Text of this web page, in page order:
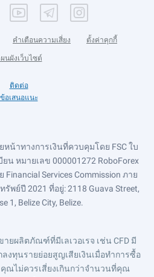
คำเตือนความเสี่ยง ตั้งค่าคุกกี้
นผังเว็บไซต์
ติดต่อ
ข้อเสนอแนะ
หน้าทางการเงินที่ควบคุมโดย FSC ใบ
น หมายเลข 000001272 RoboForex
Services Commission ภาย
พย์ปี 2021 ที่อยู่: 2118 Guava Street,
1, Belize City, Belize.
ายผลิตภัณฑ์ที่มีเลเวอเรจ เช่น CFD มี
ลงทุนรายย่อยสูญเสียเงินเมื่อทำการซื้อ
คุณไม่ควรเสี่ยงเกินกว่าจำนวนที่คุณ